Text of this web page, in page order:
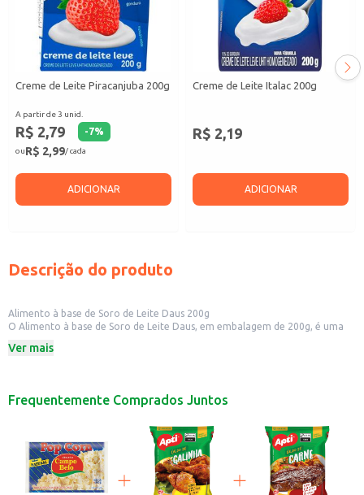
Creme de Leite Piracanjuba 200g
A partir de 3 unid.
R$ 2,79 -7%
ouR$ 2,99/ cada
ADICIONAR
Creme de Leite Italac 200g
R$ 2,19
ADICIONAR
Descrição do produto
Alimento à base de Soro de Leite Daus 200g
O Alimento à base de Soro de Leite Daus, em embalagem de 200g, é uma
preparo de diversas receitas, ele pode ser utilizado tanto em ambientes
Uma alternativa para dar consistência a recheios de tortas e bolos.
Uma opção para o preparo de sobremesas, como mousses e pudins.
O Alimento à base de Soro de Leite Daus é uma escolha prática para quem
busca otimizar o tempo na cozinha, sem abrir mão do sabor e da qualidade
em suas preparações.
Ver mais
Frequentemente Comprados Juntos